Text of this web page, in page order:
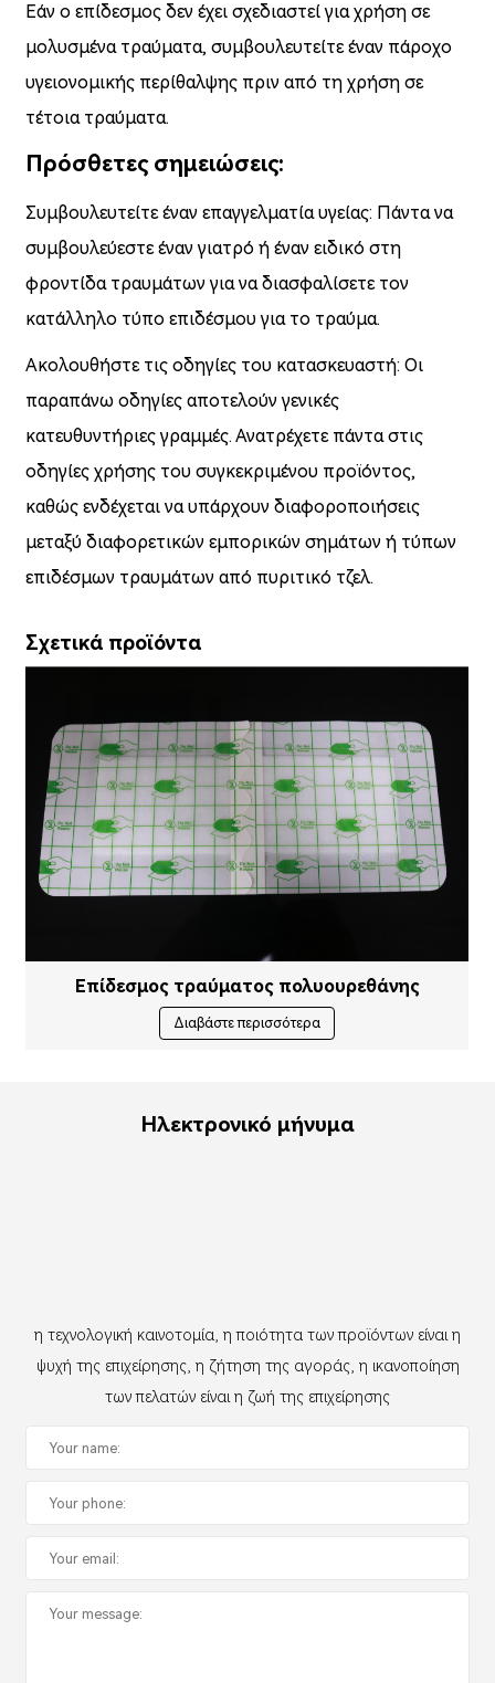
Εάν ο επίδεσμος δεν έχει σχεδιαστεί για χρήση σε
μολυσμένα τραύματα, συμβουλευτείτε έναν πάροχο
υγειονομικής περίθαλψης πριν από τη χρήση σε
τέτοια τραύματα.
Πρόσθετες σημειώσεις:
Συμβουλευτείτε έναν επαγγελματία υγείας: Πάντα να
συμβουλεύεστε έναν γιατρό ή έναν ειδικό στη
φροντίδα τραυμάτων για να διασφαλίσετε τον
κατάλληλο τύπο επιδέσμου για το τραύμα.
Ακολουθήστε τις οδηγίες του κατασκευαστή: Οι
παραπάνω οδηγίες αποτελούν γενικές
κατευθυντήριες γραμμές. Ανατρέχετε πάντα στις
οδηγίες χρήσης του συγκεκριμένου προϊόντος,
καθώς ενδέχεται να υπάρχουν διαφοροποιήσεις
μεταξύ διαφορετικών εμπορικών σημάτων ή τύπων
επιδέσμων τραυμάτων από πυριτικό τζελ.
Σχετικά προϊόντα
Επίδεσμος τραύματος πολυουρεθάνης
Διαβάστε περισσότερα
Ηλεκτρονικό μήνυμα
η τεχνολογική καινοτομία, η ποιότητα των προϊόντων είναι η
ψυχή της επιχείρησης, η ζήτηση της αγοράς, η ικανοποίηση
των πελατών είναι η ζωή της επιχείρησης